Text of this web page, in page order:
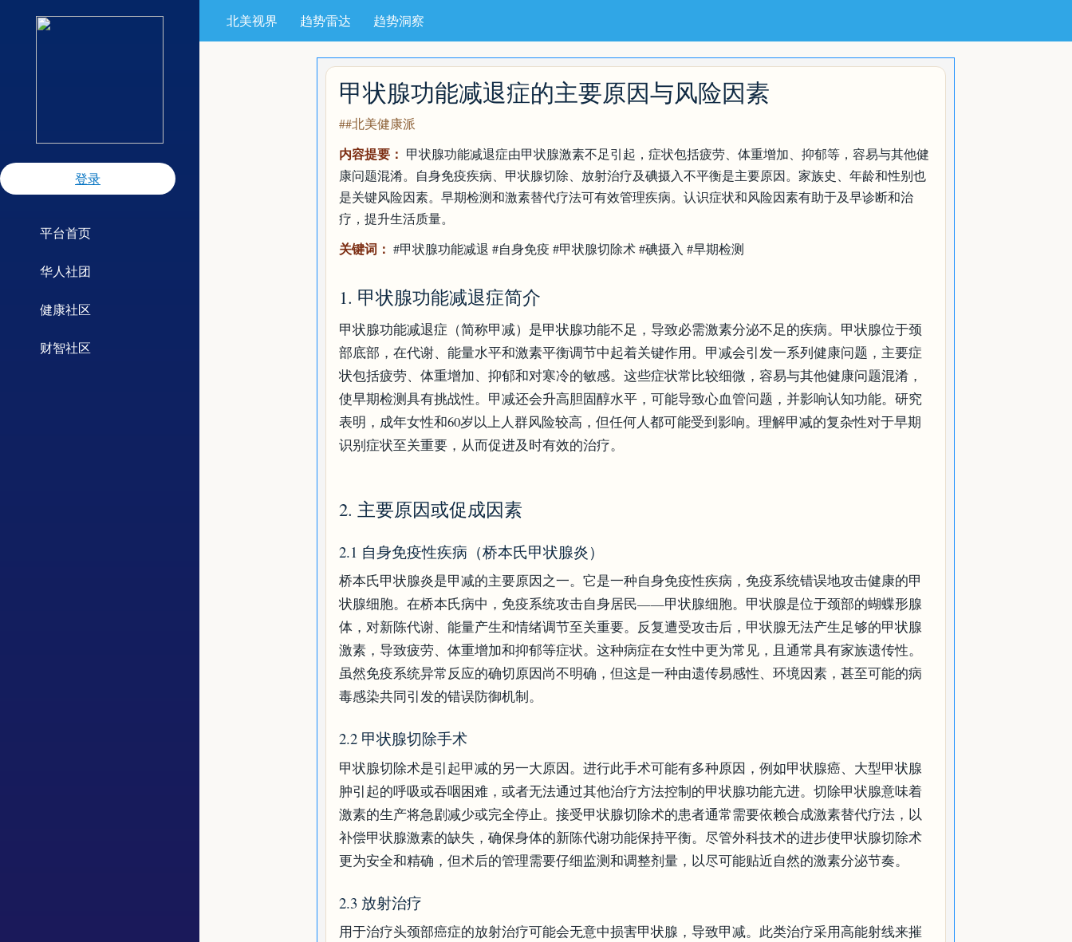
登录
平台首页
华人社团
健康社区
财智社区
北美视界 趋势雷达 趋势洞察
甲状腺功能减退症的主要原因与风险因素
##北美健康派
内容提要： 甲状腺功能减退症由甲状腺激素不足引起，症状包括疲劳、体重增加、抑郁等，容易与其他健
康问题混淆。自身免疫疾病、甲状腺切除、放射治疗及碘摄入不平衡是主要原因。家族史、年龄和性别也
是关键风险因素。早期检测和激素替代疗法可有效管理疾病。认识症状和风险因素有助于及早诊断和治
疗，提升生活质量。
关键词： #甲状腺功能减退 #自身免疫 #甲状腺切除术 #碘摄入 #早期检测
1. 甲状腺功能减退症简介
甲状腺功能减退症（简称甲减）是甲状腺功能不足，导致必需激素分泌不足的疾病。甲状腺位于颈
部底部，在代谢、能量水平和激素平衡调节中起着关键作用。甲减会引发一系列健康问题，主要症
状包括疲劳、体重增加、抑郁和对寒冷的敏感。这些症状常比较细微，容易与其他健康问题混淆，
使早期检测具有挑战性。甲减还会升高胆固醇水平，可能导致心血管问题，并影响认知功能。研究
表明，成年女性和60岁以上人群风险较高，但任何人都可能受到影响。理解甲减的复杂性对于早期
识别症状至关重要，从而促进及时有效的治疗。
2. 主要原因或促成因素
2.1 自身免疫性疾病（桥本氏甲状腺炎）
桥本氏甲状腺炎是甲减的主要原因之一。它是一种自身免疫性疾病，免疫系统错误地攻击健康的甲
状腺细胞。在桥本氏病中，免疫系统攻击自身居民——甲状腺细胞。甲状腺是位于颈部的蝴蝶形腺
体，对新陈代谢、能量产生和情绪调节至关重要。反复遭受攻击后，甲状腺无法产生足够的甲状腺
激素，导致疲劳、体重增加和抑郁等症状。这种病症在女性中更为常见，且通常具有家族遗传性。
虽然免疫系统异常反应的确切原因尚不明确，但这是一种由遗传易感性、环境因素，甚至可能的病
毒感染共同引发的错误防御机制。
2.2 甲状腺切除手术
甲状腺切除术是引起甲减的另一大原因。进行此手术可能有多种原因，例如甲状腺癌、大型甲状腺
肿引起的呼吸或吞咽困难，或者无法通过其他治疗方法控制的甲状腺功能亢进。切除甲状腺意味着
激素的生产将急剧减少或完全停止。接受甲状腺切除术的患者通常需要依赖合成激素替代疗法，以
补偿甲状腺激素的缺失，确保身体的新陈代谢功能保持平衡。尽管外科技术的进步使甲状腺切除术
更为安全和精确，但术后的管理需要仔细监测和调整剂量，以尽可能贴近自然的激素分泌节奏。
2.3 放射治疗
用于治疗头颈部癌症的放射治疗可能会无意中损害甲状腺，导致甲减。此类治疗采用高能射线来摧